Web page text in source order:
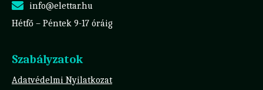
info@elettar.hu
Hétfő – Péntek 9-17 óráig
Szabályzatok
Adatvédelmi Nyilatkozat